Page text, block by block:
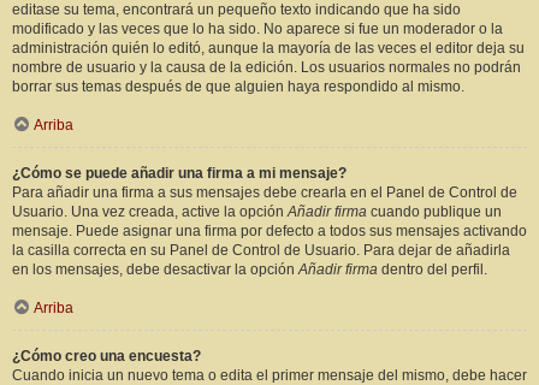
editase su tema, encontrará un pequeño texto indicando que ha sido
modificado y las veces que lo ha sido. No aparece si fue un moderador o la
administración quién lo editó, aunque la mayoría de las veces el editor deja su
nombre de usuario y la causa de la edición. Los usuarios normales no podrán
borrar sus temas después de que alguien haya respondido al mismo.
Arriba
¿Cómo se puede añadir una firma a mi mensaje?
Para añadir una firma a sus mensajes debe crearla en el Panel de Control de
Usuario. Una vez creada, active la opciónAñadir firma cuando publique un
mensaje. Puede asignar una firma por defecto a todos sus mensajes activando
la casilla correcta en su Panel de Control de Usuario. Para dejar de añadirla
en los mensajes, debe desactivar la opciónAñadir firma dentro del perfil.
Arriba
¿Cómo creo una encuesta?
Cuando inicia un nuevo tema o edita el primer mensaje del mismo, debe hacer